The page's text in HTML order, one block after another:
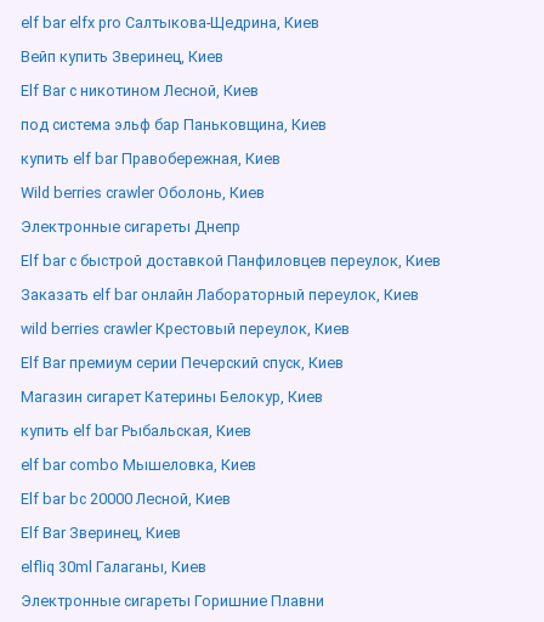
elf bar elfx pro Салтыкова-Щедрина, Киев
Вейп купить Зверинец, Киев
Elf Bar с никотином Лесной, Киев
под система эльф бар Паньковщина, Киев
купить elf bar Правобережная, Киев
Wild berries crawler Оболонь, Киев
Электронные сигареты Днепр
Elf bar с быстрой доставкой Панфиловцев переулок, Киев
Заказать elf bar онлайн Лабораторный переулок, Киев
wild berries crawler Крестовый переулок, Киев
Elf Bar премиум серии Печерский спуск, Киев
Магазин сигарет Катерины Белокур, Киев
купить elf bar Рыбальская, Киев
elf bar combo Мышеловка, Киев
Elf bar bc 20000 Лесной, Киев
Elf Bar Зверинец, Киев
elfliq 30ml Галаганы, Киев
Электронные сигареты Горишние Плавни